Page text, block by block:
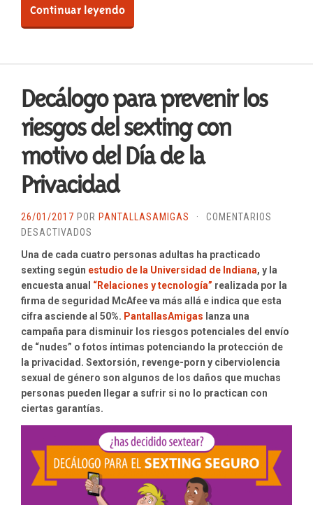
Continuar leyendo
Decálogo para prevenir los
riesgos del sexting con
motivo del Día de la
Privacidad
26/01/2017 POR PANTALLASAMIGAS ·
COMENTARIOS
DESACTIVADOS
PARA
LA
PRIVACIDAD
Una de cada cuatro personas adultas ha practicado
sexting según estudio de la Universidad de Indiana, y la
encuesta anual “Relaciones y tecnología” realizada por la
firma de seguridad McAfee va más allá e indica que esta
cifra asciende al 50%. PantallasAmigas lanza una
campaña para disminuir los riesgos potenciales del envío
de “nudes” o fotos íntimas potenciando la protección de
la privacidad. Sextorsión, revenge-porn y ciberviolencia
sexual de género son algunos de los daños que muchas
personas pueden llegar a sufrir si no lo practican con
ciertas garantías.